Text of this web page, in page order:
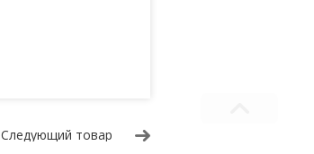
Следующий товар